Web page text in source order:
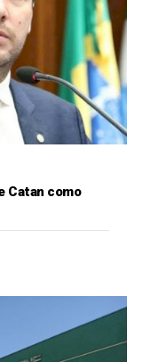
Catan como